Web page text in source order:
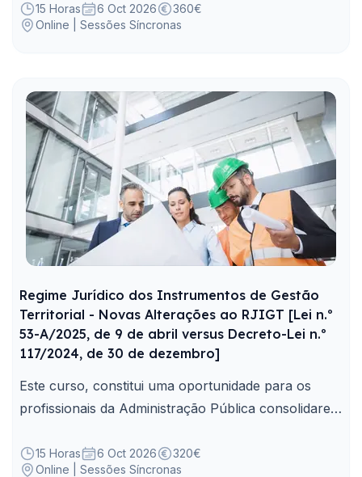
emergentes.
15 Horas 6 Oct 2026
360€
Online | Sessões Síncronas
Regime Jurídico dos Instrumentos de Gestão
Territorial - Novas Alterações ao RJIGT [Lei n.º
53-A/2025, de 9 de abril versus Decreto-Lei n.º
117/2024, de 30 de dezembro]
Este curso, constitui uma oportunidade para os
profissionais da Administração Pública consolidarem
destes importantes diplomas legais.
15 Horas 6 Oct 2026
320€
Online | Sessões Síncronas